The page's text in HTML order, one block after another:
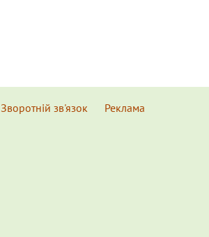
Зворотній зв'язок Реклама